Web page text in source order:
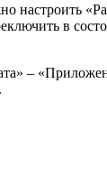
настроить
в
–